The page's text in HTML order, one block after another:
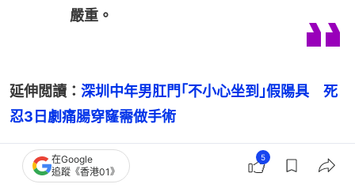
嚴重。
延伸閲讀： 深圳中年男肛門｢不小心坐到｣假陽具　死
忍3日劇痛腸穿窿需做手術
在Google
追蹤《香港01》
5